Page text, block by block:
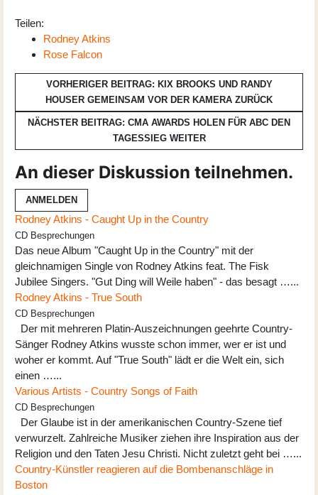
Teilen:
Rodney Atkins
Rose Falcon
VORHERIGER BEITRAG: KIX BROOKS UND RANDY
HOUSER GEMEINSAM VOR DER KAMERA ZURÜCK
NÄCHSTER BEITRAG: CMA AWARDS HOLEN FÜR ABC DEN
TAGESSIEG WEITER
An dieser Diskussion teilnehmen.
ANMELDEN
Rodney Atkins - Caught Up in the Country
CD Besprechungen
Das neue Album "Caught Up in the Country" mit der
gleichnamigen Single von Rodney Atkins feat. The Fisk
Jubilee Singers. "Gut Ding will Weile haben" - das besagt …...
Rodney Atkins - True South
CD Besprechungen
Der mit mehreren Platin-Auszeichnungen geehrte Country-
Sänger Rodney Atkins wusste schon immer, wer er ist und
woher er kommt. Auf "True South" lädt er die Welt ein, sich
einen …...
Various Artists - Country Songs of Faith
CD Besprechungen
Der Glaube ist in der amerikanischen Country-Szene tief
verwurzelt. Zahlreiche Musiker ziehen ihre Inspiration aus der
Religion und den Taten Jesu Christi. Nicht zuletzt geht bei …...
Country-Künstler reagieren auf die Bombenanschläge in
Boston